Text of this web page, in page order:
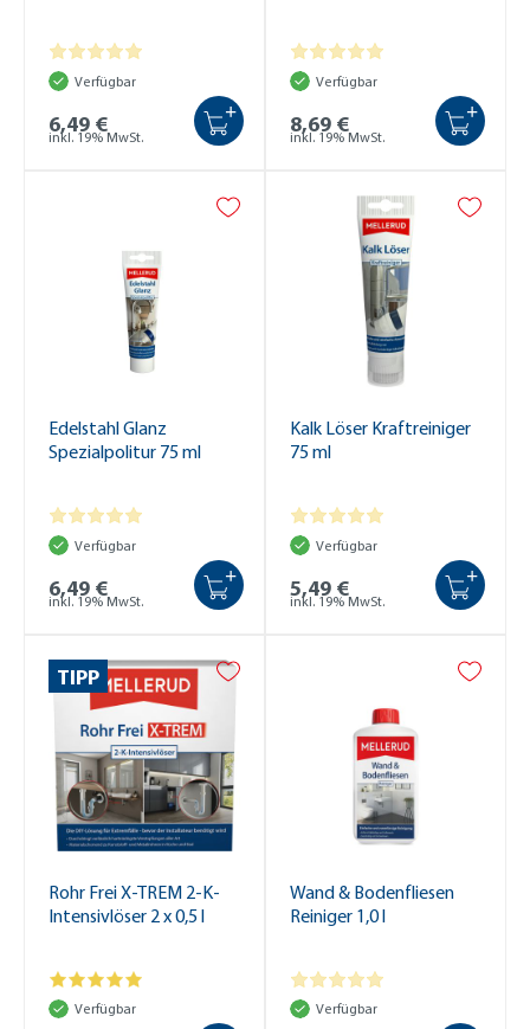
Verfügbar
6,49 €
inkl. 19% MwSt.
+
Verfügbar
8,69 €
inkl. 19% MwSt.
+
Edelstahl Glanz
Spezialpolitur 75 ml
Verfügbar
6,49 €
inkl. 19% MwSt.
+
Kalk Löser Kraftreiniger
75 ml
Verfügbar
5,49 €
inkl. 19% MwSt.
+
TIPP
Rohr Frei X-TREM 2-K-
Intensivlöser 2 x 0,5 l
Verfügbar
Wand & Bodenfliesen
Reiniger 1,0 l
Verfügbar